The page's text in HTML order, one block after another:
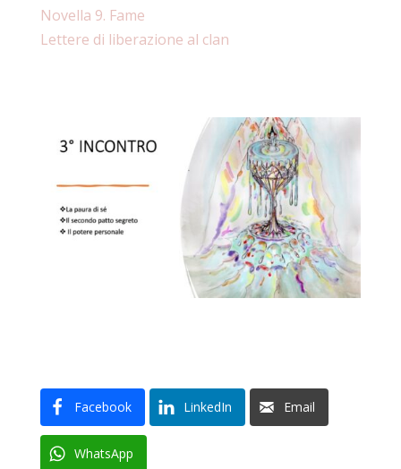
Novella 9. Fame
Lettere di liberazione al clan
Facebook LinkedIn Email
WhatsApp